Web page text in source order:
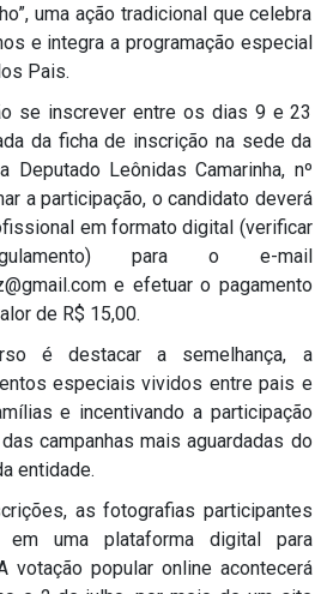
uma ação tradicional que celebra
e integra a programação especial
Pais.
se inscrever entre os dias 9 e 23
da ficha de inscrição na sede da
Deputado Leônidas Camarinha, nº
a participação, o candidato deverá
em formato digital (verificar
para o e-mail
e efetuar o pagamento
de R$ 15,00.
é destacar a semelhança, a
especiais vividos entre pais e
e incentivando a participação
campanhas mais aguardadas do
entidade.
as fotografias participantes
em uma plataforma digital para
votação popular online acontecerá